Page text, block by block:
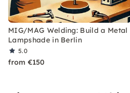
MIG/MAG Welding: Build a Metal
Lampshade in Berlin
5.0
from €150